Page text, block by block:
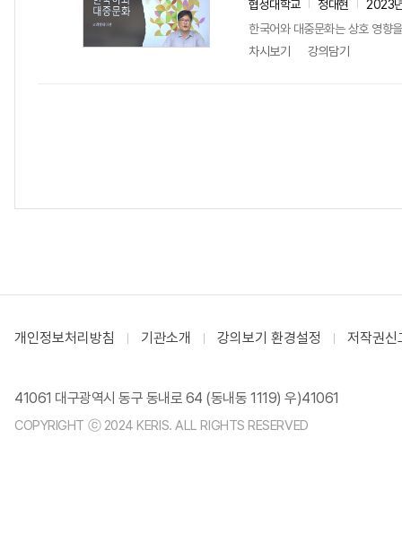
협성대학교 정대현
2023
한국어와 대중문화는 상호 영향
차시보기
강의담기
개인정보처리방침 기관소개 강의보기 환경설정 저작권신
41061 대구광역시 동구 동내로 64 (동내동 1119) 우)41061
COPYRIGHT ⓒ 2024 KERIS. ALL RIGHTS RESERVED